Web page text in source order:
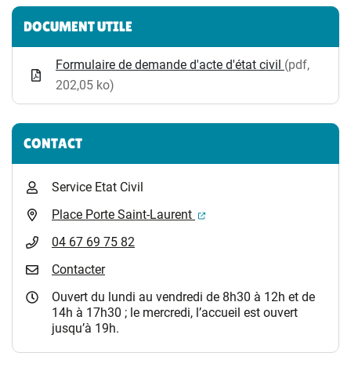
Informations complémentaires
DOCUMENT UTILE
Formulaire de demande d'acte d'état civil (pdf,
202,05 ko)
CONTACT
Service Etat Civil
Place Porte Saint-Laurent
(ouverture dans un
04 67 69 75 82
Contacter
Ouvert du lundi au vendredi de 8h30 à 12h et de
14h à 17h30 ; le mercredi, l’accueil est ouvert
jusqu’à 19h.